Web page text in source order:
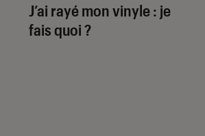
J’ai rayé mon vinyle : je
fais quoi ?